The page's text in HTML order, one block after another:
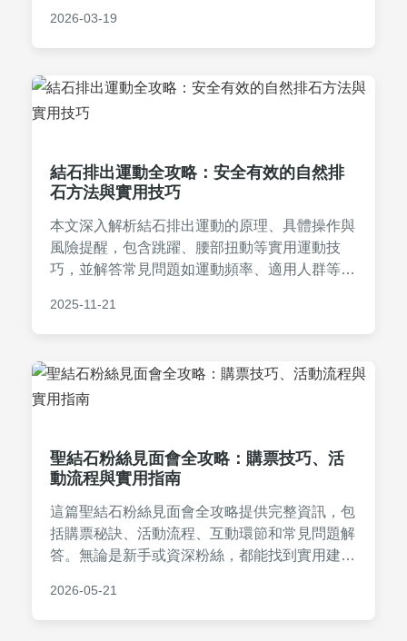
用3C產品或眼部不適的讀者參考。
2026-03-19
結石排出運動全攻略：安全有效的自然排
石方法與實用技巧
本文深入解析結石排出運動的原理、具體操作與
風險提醒，包含跳躍、腰部扭動等實用運動技
巧，並解答常見問題如運動頻率、適用人群等，
人經驗與醫學知識，提供全方位指南。
2025-11-21
聖結石粉絲見面會全攻略：購票技巧、活
動流程與實用指南
這篇聖結石粉絲見面會全攻略提供完整資訊，包
括購票秘訣、活動流程、互動環節和常見問題解
答。無論是新手或資深粉絲，都能找到實用建
常見失誤。
2026-05-21